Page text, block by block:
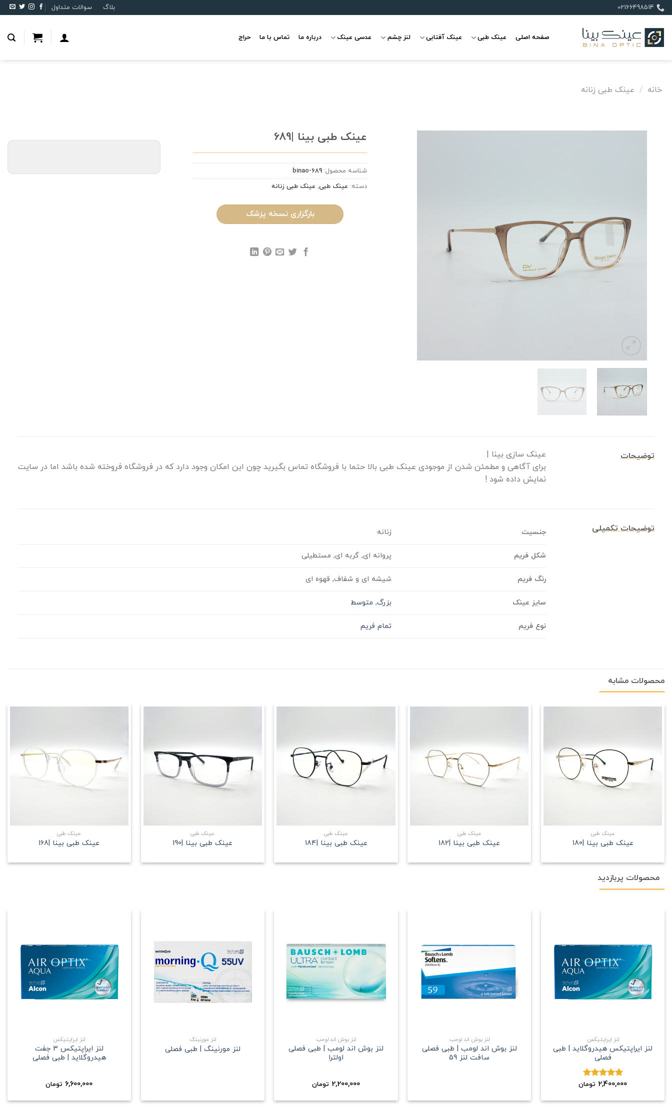
Skip
to
content
02166498514 بلاگ سوالات متداول
صفحه اصلی عینک طبی عینک آفتابی لنز چشم عدسی عینک درباره ما تماس با ما حراج
خانه / عینک طبی زنانه
عینک طبی بینا |689
شناسه محصول: binao-689
دسته: عینک طبی, عینک طبی زنانه
بارگزاری نسخه پزشک
توضیحات
عینک سازی بینا |
برای آگاهی و مطمئن شدن از موجودی عینک طبی بالا حتما با فروشگاه تماس بگیرید چون این امکان وجود دارد که در فروشگاه فروخته شده باشد اما در سایت
نمایش داده شود !
توضیحات تکمیلی جنسیت زنانه
شکل فریم پروانه ای, گربه ای, مستطیلی
رنگ فریم شیشه ای و شفاف, قهوه ای
سایز عینک بزرگ, متوسط
نوع فریم تمام فریم
محصولات مشابه
مندی
عینک طبی
عینک طبی بینا |180
عینک طبی
عینک طبی بینا |182
مندی
عینک طبی
عینک طبی بینا |184
مندی
عینک طبی
عینک طبی بینا |190
مندی
عینک طبی
عینک طبی بینا |168
محصولات پربازدید
علاقه
لنز ایراپتیکس
لنز ایراپتیکس هیدروگلاید | طبی
فصلی
نمره5.002,400,000 تومان
علاقه
مندی
لنز بوش اند لومب
لنز بوش اند لومب | طبی فصلی
سافت لنز 59
علاقه
مندی
لنز بوش اند لومب
لنز بوش اند لومب | طبی فصلی
اولترا
2,200,000 تومان
علاقه
مندی
لنز مورنینگ
لنز مورنینگ | طبی فصلی
علاقه
لنز ایراپتیکس
لنز ایراپتیکس 3 جفت
هیدروگلاید | طبی فصلی
6,600,000 تومان